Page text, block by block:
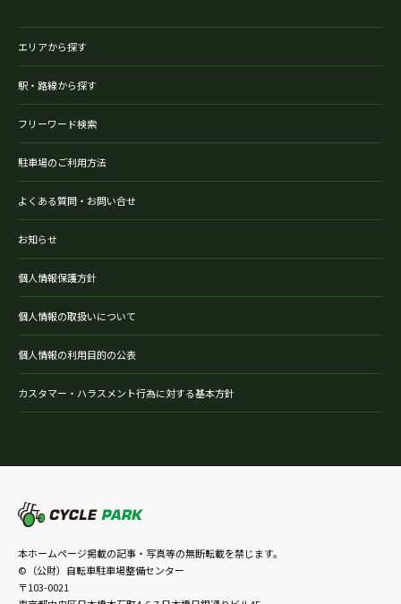
エリアから探す
駅・路線から探す
フリーワード検索
駐車場のご利用方法
よくある質問・お問い合せ
お知らせ
個人情報保護方針
個人情報の取扱いについて
個人情報の利用目的の公表
カスタマー・ハラスメント行為に対する基本方針
本ホームページ掲載の記事・写真等の無断転載を禁じます。
©（公財）自転車駐車場整備センター
〒103-0021